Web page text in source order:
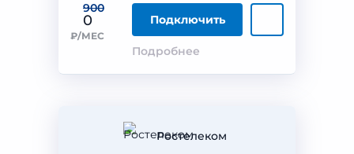
900
0
₽/МЕС
Подключить
Подробнее
Ростелеком